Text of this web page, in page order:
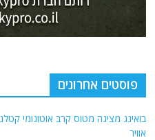
פוסטים אחרונים
בואינג מציגה מטוס קרב אוטונומי
אוויר